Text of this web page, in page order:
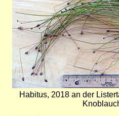
Habitus, 2018 an der